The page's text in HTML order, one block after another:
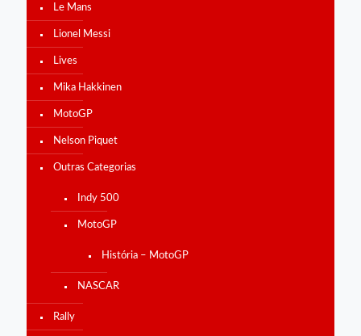
Le Mans
Lionel Messi
Lives
Mika Hakkinen
MotoGP
Nelson Piquet
Outras Categorias
Indy 500
MotoGP
História – MotoGP
NASCAR
Rally